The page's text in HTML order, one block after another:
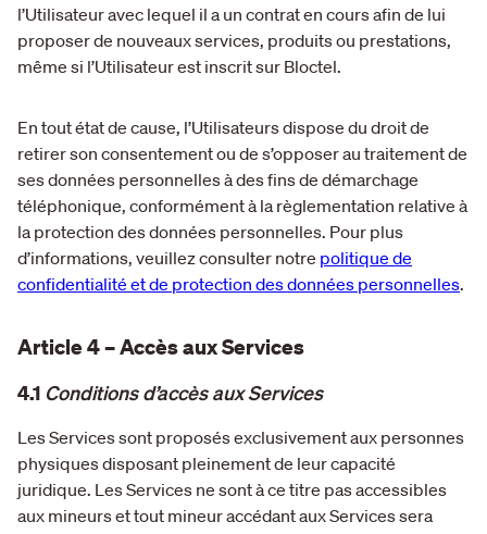
l’Utilisateur avec lequel il a un contrat en cours afin de lui
proposer de nouveaux services, produits ou prestations,
même si l’Utilisateur est inscrit sur Bloctel.
En tout état de cause, l’Utilisateurs dispose du droit de
retirer son consentement ou de s’opposer au traitement de
ses données personnelles à des fins de démarchage
téléphonique, conformément à la règlementation relative à
la protection des données personnelles. Pour plus
d’informations, veuillez consulter notre politique de
confidentialité et de protection des données personnelles.
Article 4 – Accès aux Services
4.1 Conditions d’accès aux Services
Les Services sont proposés exclusivement aux personnes
physiques disposant pleinement de leur capacité
juridique. Les Services ne sont à ce titre pas accessibles
aux mineurs et tout mineur accédant aux Services sera